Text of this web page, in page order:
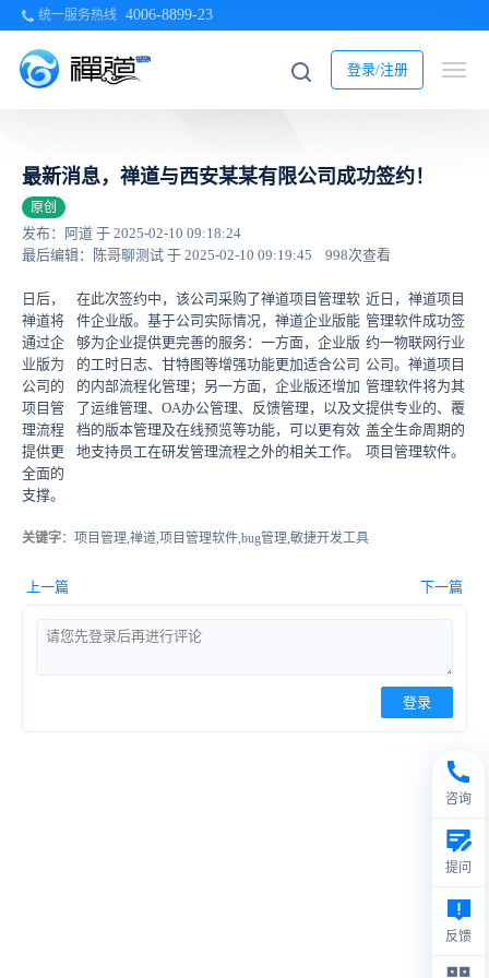
统一服务热线 4006-8899-23
登录/注册
最新消息，禅道与西安某某有限公司成功签约！
原创
发布：阿道 于 2025-02-10 09:18:24
最后编辑：陈哥聊测试 于 2025-02-10 09:19:45
998次查看
近日，禅道项目
管理软件成功签
约一物联网行业
公司。禅道项目
管理软件将为其
提供专业的、覆
盖全生命周期的
项目管理软件。
在此次签约中，该公司采购了禅道项目管理软
件企业版。基于公司实际情况，禅道企业版能
够为企业提供更完善的服务：一方面，企业版
的工时日志、甘特图等增强功能更加适合公司
的内部流程化管理；另一方面，企业版还增加
了运维管理、OA办公管理、反馈管理，以及文
档的版本管理及在线预览等功能，可以更有效
地支持员工在研发管理流程之外的相关工作。
日后，
禅道将
通过企
业版为
公司的
项目管
理流程
提供更
全面的
支撑。
关键字：项目管理,禅道,项目管理软件,bug管理,敏捷开发工具
上一篇 下一篇
登录
咨询
提问
反馈